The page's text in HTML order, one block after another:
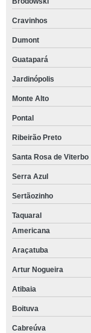
Cravinhos
Dumont
Guatapará
Jardinópolis
Monte Alto
Pontal
Ribeirão Preto
Santa Rosa de Viterbo
Serra Azul
Sertãozinho
Taquaral
Americana
Araçatuba
Artur Nogueira
Atibaia
Boituva
Cabreúva